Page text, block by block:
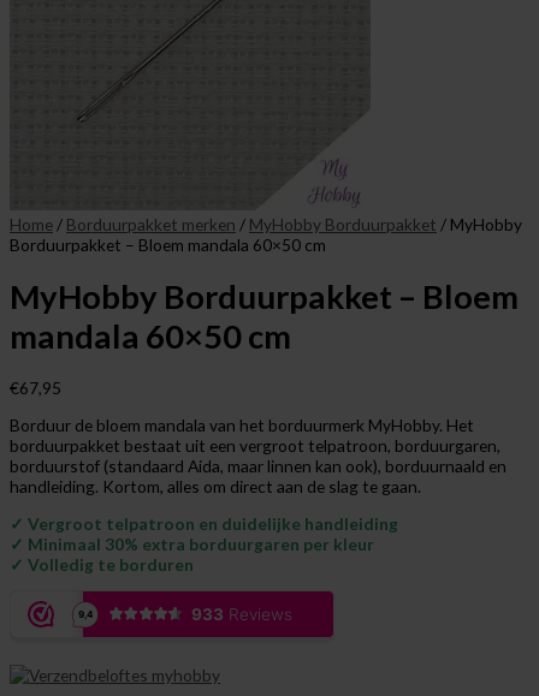
Home / Borduurpakket merken / MyHobby Borduurpakket / MyHobby
Borduurpakket – Bloem mandala 60×50 cm
MyHobby Borduurpakket – Bloem
mandala 60×50 cm
€67,95
Borduur de bloem mandala van het borduurmerk MyHobby. Het
borduurpakket bestaat uit een vergroot telpatroon, borduurgaren,
borduurstof (standaard Aida, maar linnen kan ook), borduurnaald en
handleiding. Kortom, alles om direct aan de slag te gaan.
✓ Vergroot telpatroon en duidelijke handleiding
✓ Minimaal 30% extra borduurgaren per kleur
✓ Volledig te borduren